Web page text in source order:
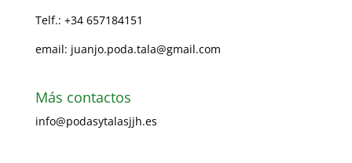
Telf.: +34 657184151
email: juanjo.poda.tala@gmail.com
Más contactos
info@podasytalasjjh.es